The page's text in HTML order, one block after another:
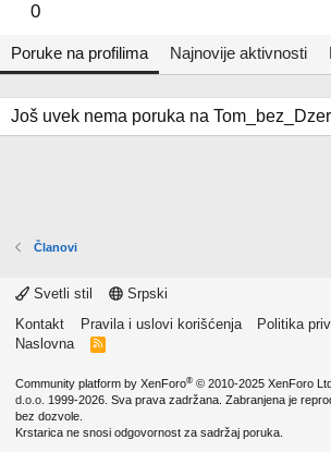
0
Poruke na profilima Najnovije aktivnosti
Još uvek nema poruka na
Članovi
Svetli stil
Srpski
Kontakt
Pravila i uslovi korišćenja Politika
Naslovna
R
Community platform by XenForo® © 2010-2025 XenForo
d.o.o. 1999-2026. Sva prava zadržana. Zabranjena je
bez dozvole.
Krstarica ne snosi odgovornost za sadržaj poruka.